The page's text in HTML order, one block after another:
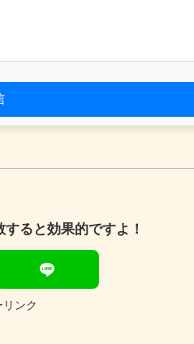
ると効果的ですよ！
ンク